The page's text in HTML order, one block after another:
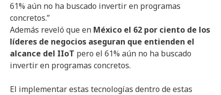
61% aún no ha buscado invertir en programas
concretos.”
Además reveló que en México el 62 por ciento de los
líderes de negocios aseguran que entienden el
alcance del IIoT pero el 61% aún no ha buscado
invertir en programas concretos.
El implementar estas tecnologías dentro de estas